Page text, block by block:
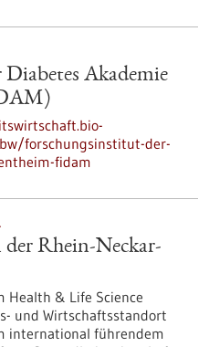
Akademie
forschungsinstitut-der-
fidam
Rhein-Neckar-
Health & Life Science
und Wirtschaftsstandort
international führendem